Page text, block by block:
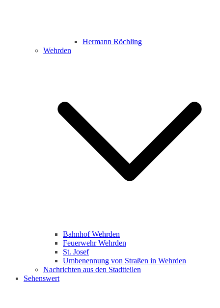
Hermann Röchling
Wehrden
Bahnhof Wehrden
Feuerwehr Wehrden
St. Josef
Umbenennung von Straßen in Wehrden
Nachrichten aus den Stadtteilen
Sehenswert